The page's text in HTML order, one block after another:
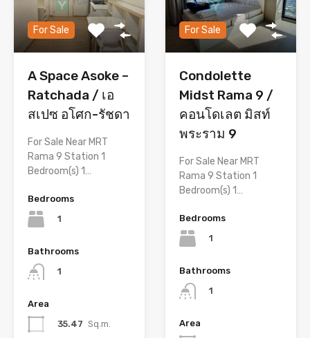
For Sale
A Space Asoke –
Ratchada / เอ
สเปซ อโศก-รัชดา
For Sale Near MRT
Rama 9 Station 1
Bedroom(s) 1…
Bedrooms
1
Bathrooms
1
Area
35.47 Sq.m.
For Sale
Condolette
Midst Rama 9 /
คอนโดเลต มิสท์
พระราม 9
For Sale Near MRT
Rama 9 Station 1
Bedroom(s) 1…
Bedrooms
1
Bathrooms
1
Area